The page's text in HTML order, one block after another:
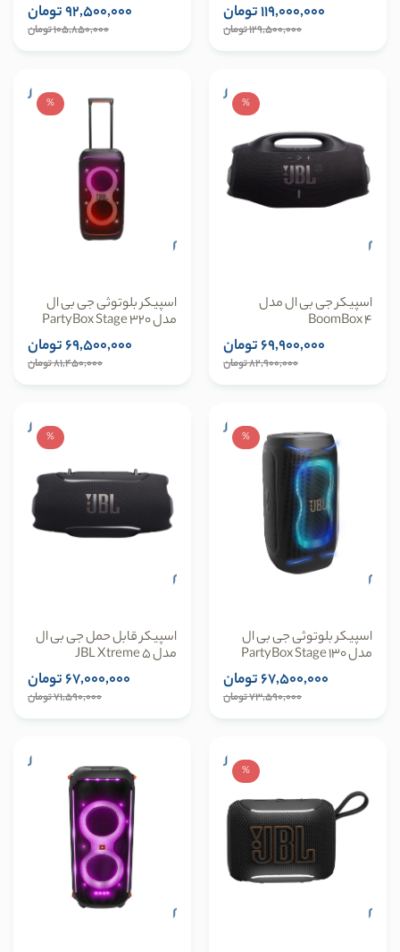
129,500,000 تومان
119,000,000 تومان
105,850,000 تومان
92,500,000 تومان
%
اسپیکر جی بی ال مدل
BoomBox 4
82,900,000 تومان
69,900,000 تومان
%
اسپیکر بلوتوثی جی بی ال
مدل PartyBox Stage 320
81,450,000 تومان
69,500,000 تومان
%
اسپیکر بلوتوثی جی بی ال
مدل PartyBox Stage 130
73,590,000 تومان
67,500,000 تومان
%
اسپیکر قابل حمل جی بی ال
مدل JBL Xtreme 5
71,590,000 تومان
67,000,000 تومان
%